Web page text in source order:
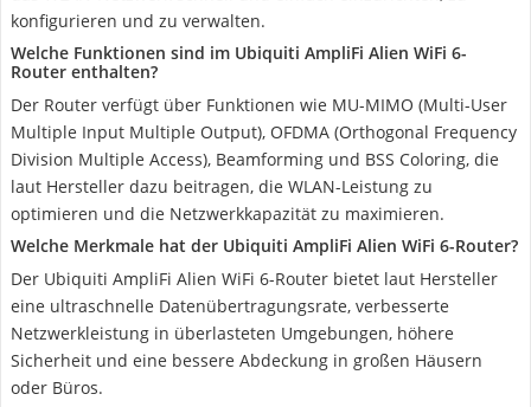
konfigurieren und zu verwalten.
Welche Funktionen sind im Ubiquiti AmpliFi Alien WiFi 6-
Router enthalten?
Der Router verfügt über Funktionen wie MU-MIMO (Multi-User
Multiple Input Multiple Output), OFDMA (Orthogonal Frequency
Division Multiple Access), Beamforming und BSS Coloring, die
laut Hersteller dazu beitragen, die WLAN-Leistung zu
optimieren und die Netzwerkkapazität zu maximieren.
Welche Merkmale hat der Ubiquiti AmpliFi Alien WiFi 6-Router?
Der Ubiquiti AmpliFi Alien WiFi 6-Router bietet laut Hersteller
eine ultraschnelle Datenübertragungsrate, verbesserte
Netzwerkleistung in überlasteten Umgebungen, höhere
Sicherheit und eine bessere Abdeckung in großen Häusern
oder Büros.